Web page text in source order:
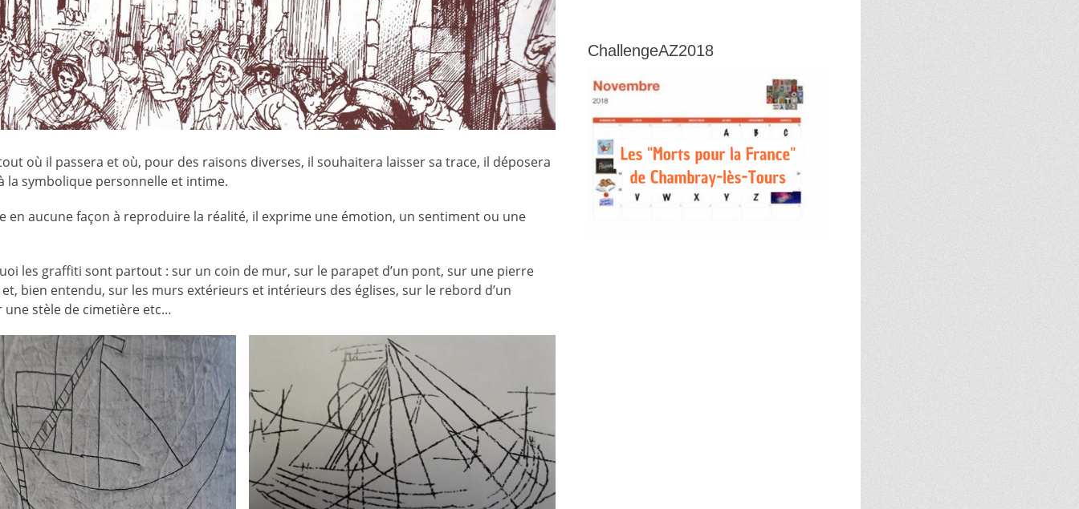
où il passera et où, pour des raisons diverses, il souhaitera laisser sa trace, il déposera
la symbolique personnelle et intime.
en aucune façon à reproduire la réalité, il exprime une émotion, un sentiment ou une
les graffiti sont partout : sur un coin de mur, sur le parapet d’un pont, sur une pierre
et, bien entendu, sur les murs extérieurs et intérieurs des églises, sur le rebord d’un
une stèle de cimetière etc…
ChallengeAZ2018